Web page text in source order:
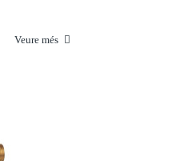
Veure més